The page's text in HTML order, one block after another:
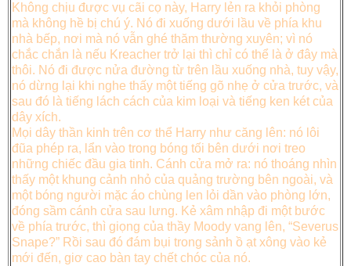
Không chịu được vụ cãi cọ này, Harry lẻn ra khỏi phòng
mà không hề bị chú ý. Nó đi xuống dưới lầu về phía khu
nhà bếp, nơi mà nó vẫn ghé thăm thường xuyên; vì nó
chắc chắn là nếu Kreacher trở lại thì chỉ có thể là ở đây mà
thôi. Nó đi được nửa đường từ trên lầu xuống nhà, tuy vậy,
nó dừng lại khi nghe thấy một tiếng gõ nhẹ ở cửa trước, và
sau đó là tiếng lách cách của kim loại và tiếng ken két của
dây xích.
Mọi dây thần kinh trên cơ thể Harry như căng lên: nó lôi
đũa phép ra, lẩn vào trong bóng tối bên dưới nơi treo
những chiếc đầu gia tinh. Cánh cửa mở ra: nó thoáng nhìn
thấy một khung cảnh nhỏ của quảng trường bên ngoài, và
một bóng người mặc áo chùng len lỏi dần vào phòng lớn,
đóng sầm cánh cửa sau lưng. Kẻ xâm nhập đi một bước
về phía trước, thì giọng của thầy Moody vang lên, “Severus
Snape?” Rồi sau đó đám bụi trong sảnh ồ ạt xông vào kẻ
mới đến, giơ cao bàn tay chết chóc của nó.